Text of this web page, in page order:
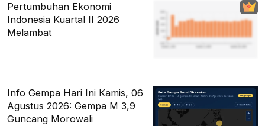
Pertumbuhan Ekonomi
Indonesia Kuartal II 2026
Melambat
Info Gempa Hari Ini Kamis, 06
Agustus 2026: Gempa M 3,9
Guncang Morowali